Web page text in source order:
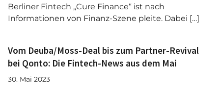
Berliner Fintech „Cure Finance“ ist nach
Informationen von Finanz-Szene pleite. Dabei […]
Vom Deuba/Moss-Deal bis zum Partner-Revival
bei Qonto: Die Fintech-News aus dem Mai
30. Mai 2023